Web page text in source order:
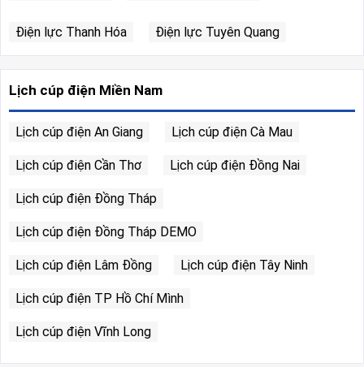
Điện lực Thanh Hóa Điện lực Tuyên Quang
Lịch cúp điện Miền Nam
Lịch cúp điện An Giang Lịch cúp điện Cà Mau
Lịch cúp điện Cần Thơ Lịch cúp điện Đồng Nai
Lịch cúp điện Đồng Tháp
Lịch cúp điện Đồng Tháp DEMO
Lịch cúp điện Lâm Đồng Lịch cúp điện Tây Ninh
Lịch cúp điện TP Hồ Chí Mình
Lịch cúp điện Vĩnh Long